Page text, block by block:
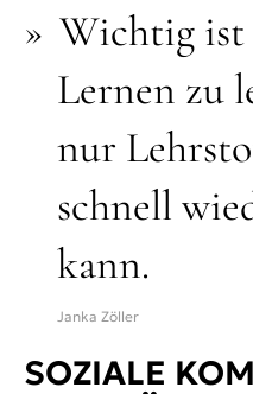
Wichtig ist
Lernen zu
nur
schnell
kann.
Janka Zöller
SOZIALE